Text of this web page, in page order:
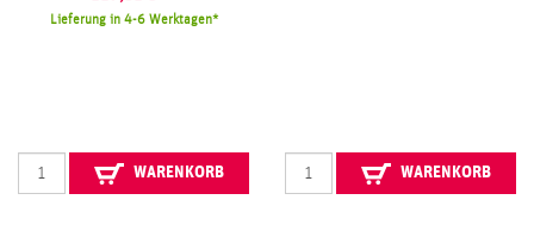
Lieferung in 4-6 Werktagen
WARENKORB WARENKORB